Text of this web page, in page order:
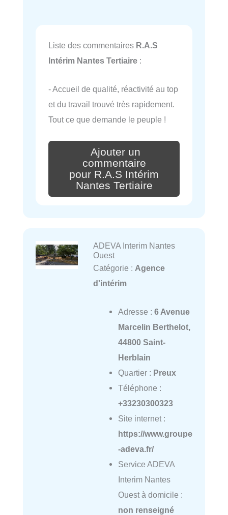
Liste des commentaires R.A.S
Intérim Nantes Tertiaire :
- Accueil de qualité, réactivité au top
et du travail trouvé très rapidement.
Tout ce que demande le peuple !
Ajouter un
commentaire
pour R.A.S Intérim
Nantes Tertiaire
ADEVA Interim Nantes
Ouest
Catégorie : Agence
d'intérim
Adresse : 6 Avenue
Marcelin Berthelot,
44800 Saint-
Herblain
Quartier : Preux
Téléphone :
+33230300323
Site internet :
https://www.groupe
-adeva.fr/
Service ADEVA
Interim Nantes
Ouest à domicile :
non renseigné